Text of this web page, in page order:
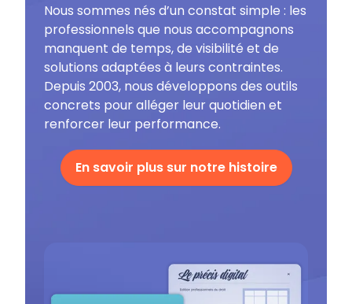
Nous sommes nés d’un constat simple : les
professionnels que nous accompagnons
manquent de temps, de visibilité et de
solutions adaptées à leurs contraintes.
Depuis 2003, nous développons des outils
concrets pour alléger leur quotidien et
renforcer leur performance.
En savoir plus sur notre histoire